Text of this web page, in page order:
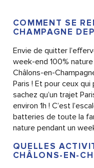
COMMENT SE
CHAMPAGNE
Envie de quitter
week-end 100%
Châlons-en-
Paris ! Et pour ceux
sachez qu’un trajet
environ 1h ! C’est
batteries de toute la
nature pendant un
QUELLES
CHÂLONS-EN-